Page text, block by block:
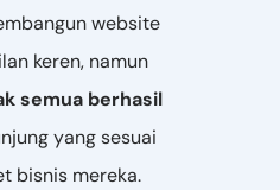
website
keren, namun
semua berhasil
yang sesuai
bisnis mereka.